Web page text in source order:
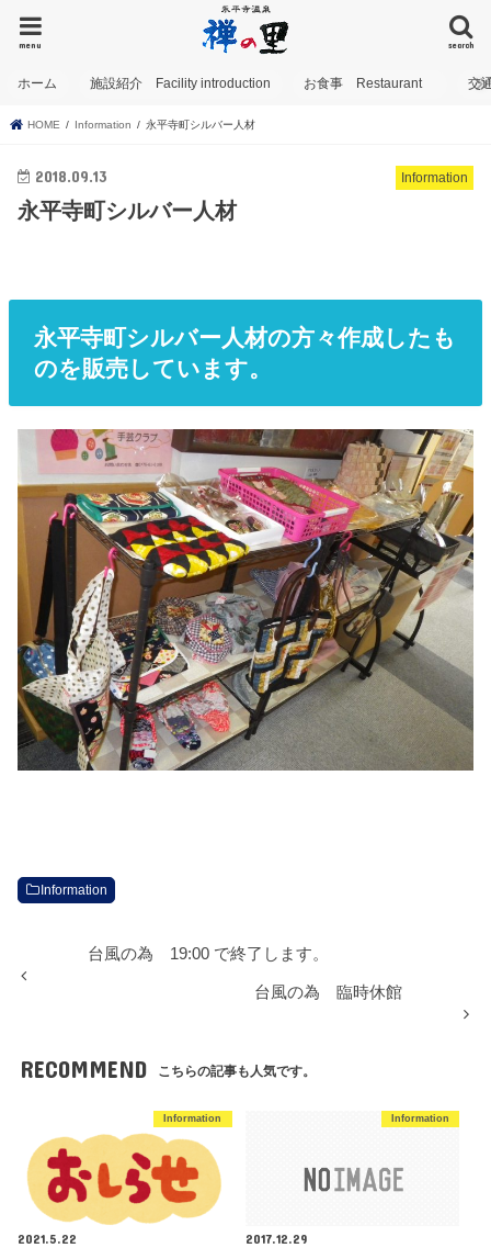
search
menu
ホーム 施設紹介 Facility introduction お食事 Restaurant 交
HOME Information 永平寺町シルバー人材
Information
2018.09.13
永平寺町シルバー人材
永平寺町シルバー人材の方々作成したも
のを販売しています。
Information
台風の為 19:00 で終了します。
台風の為 臨時休館
RECOMMEND こちらの記事も人気です。
Information
2021.5.22
Information
2017.12.29